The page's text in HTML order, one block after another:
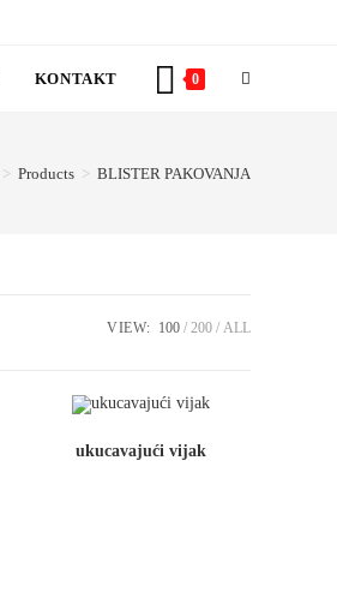
KONTAKT 0 TOGGLE
> Products > BLISTER PAKOVANJA
VIEW: 100 200 ALL
ukucavajući vijak